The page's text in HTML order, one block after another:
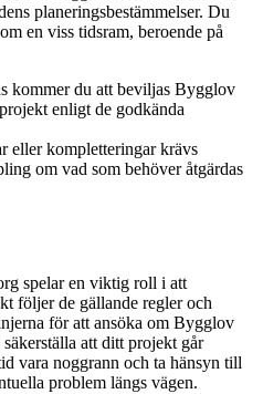
planeringsbestämmelser. Du
en viss tidsram, beroende på
kommer du att beviljas Bygglov
enligt de godkända
eller kompletteringar krävs
om vad som behöver åtgärdas
spelar en viktig roll i att
följer de gällande regler och
för att ansöka om Bygglov
att ditt projekt går
vara noggrann och ta hänsyn till
problem längs vägen.